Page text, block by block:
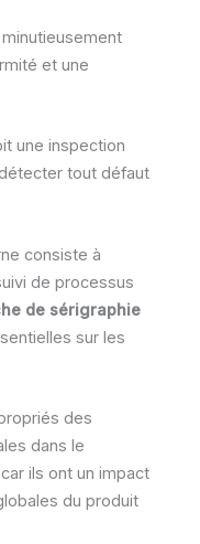
et une
une inspection
tout défaut
consiste à
de processus
de sérigraphie
sur les
des
dans le
ils ont un impact
du produit